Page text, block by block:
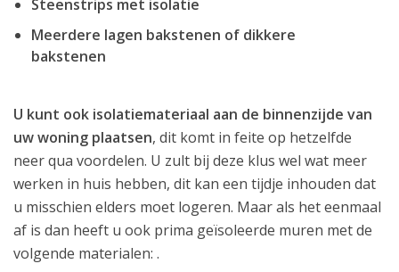
Steenstrips met isolatie
Meerdere lagen bakstenen of dikkere
bakstenen
U kunt ook isolatiemateriaal aan de binnenzijde van
uw woning plaatsen, dit komt in feite op hetzelfde
neer qua voordelen. U zult bij deze klus wel wat meer
werken in huis hebben, dit kan een tijdje inhouden dat
u misschien elders moet logeren. Maar als het eenmaal
af is dan heeft u ook prima geïsoleerde muren met de
volgende materialen: .